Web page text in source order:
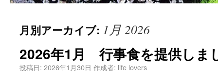
月別アーカイブ: 1月 2026
2026年1月 行事食を提供しま
投稿日: 2026年1月30日 作成者: life lovers